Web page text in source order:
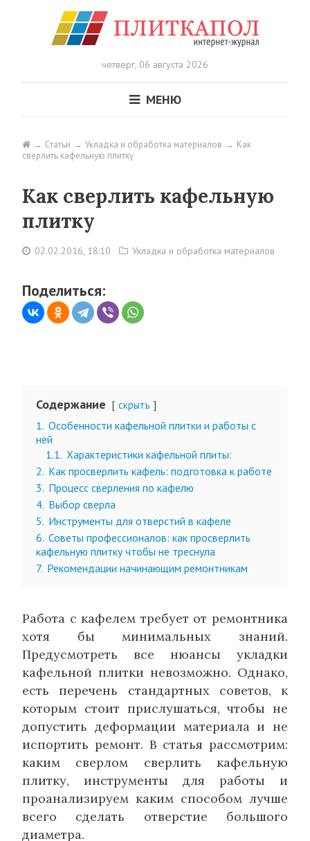
четверг, 06 августа 2026
МЕНЮ
Статьи Укладка и обработка материалов
Как
сверлить кафельную плитку
Как сверлить кафельную
плитку
02.02.2016, 18:10 Укладка и обработка материалов
Поделиться:
Содержание скрыть
1. Особенности кафельной плитки и работы с
ней
1.1. Характеристики кафельной плиты:
2. Как просверлить кафель: подготовка к работе
3. Процесс сверления по кафелю
4. Выбор сверла
5. Инструменты для отверстий в кафеле
6. Советы профессионалов: как просверлить
кафельную плитку чтобы не треснула
7. Рекомендации начинающим ремонтникам
Работа с кафелем требует от ремонтника
хотя бы минимальных знаний.
Предусмотреть все нюансы укладки
кафельной плитки невозможно. Однако,
есть перечень стандартных советов, к
которым стоит прислушаться, чтобы не
допустить деформации материала и не
испортить ремонт. В статья рассмотрим:
каким сверлом сверлить кафельную
плитку, инструменты для работы и
проанализируем каким способом лучше
всего сделать отверстие большого
диаметра.